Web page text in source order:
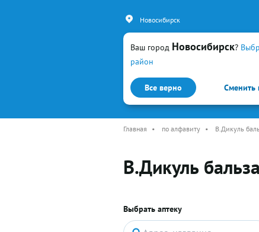
Ваш город Новосибирск?
район
Все верно Сменить
Новосибирск
Каталог Простуда и
Главная • по алфавиту • В.Дикуль
В.Дикуль
Выбрать аптеку